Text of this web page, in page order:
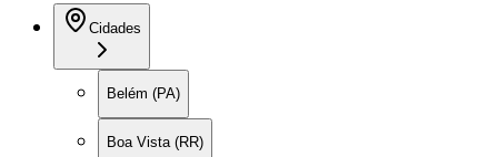
Cidades
Belém (PA)
Boa Vista (RR)